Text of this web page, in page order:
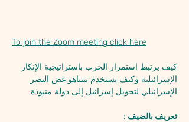
To join the Zoom meeting click here
كيف يرتبط استمرار الحرب باستراتيجية الإنكار
الإسرائيلية وكيف يستخدم نتنياهو غض البصر
الإسرائيلي لتحويل إسرائيل إلى دولة منبوذة.
تعريف بالضيف :